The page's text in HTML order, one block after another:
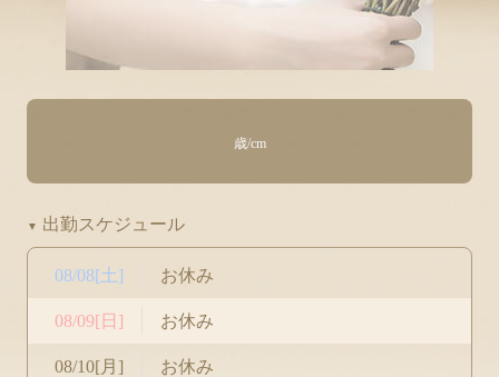
歳/cm
出勤スケジュール
08/08[土] お休み
08/09[日] お休み
08/10[月] お休み